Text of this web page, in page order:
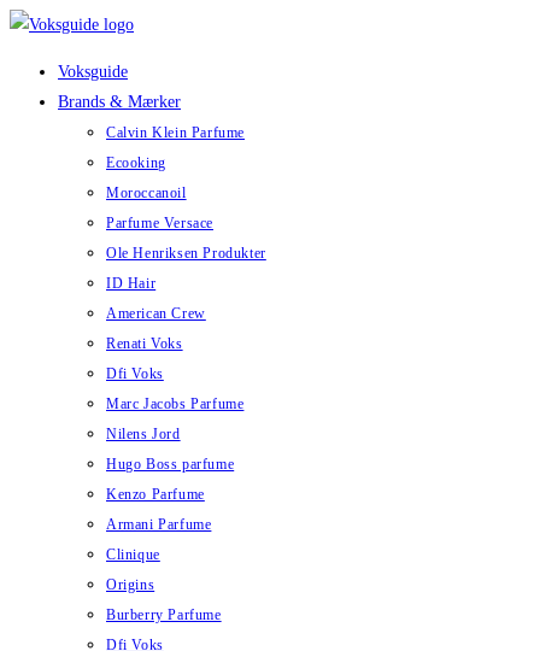
Skip
Voksguide
Brands & Mærker
Calvin Klein Parfume
Ecooking
Moroccanoil
Parfume Versace
Ole Henriksen Produkter
ID Hair
American Crew
Renati Voks
Dfi Voks
Marc Jacobs Parfume
Nilens Jord
Hugo Boss parfume
Kenzo Parfume
Armani Parfume
Clinique
Origins
Burberry Parfume
Dfi Voks